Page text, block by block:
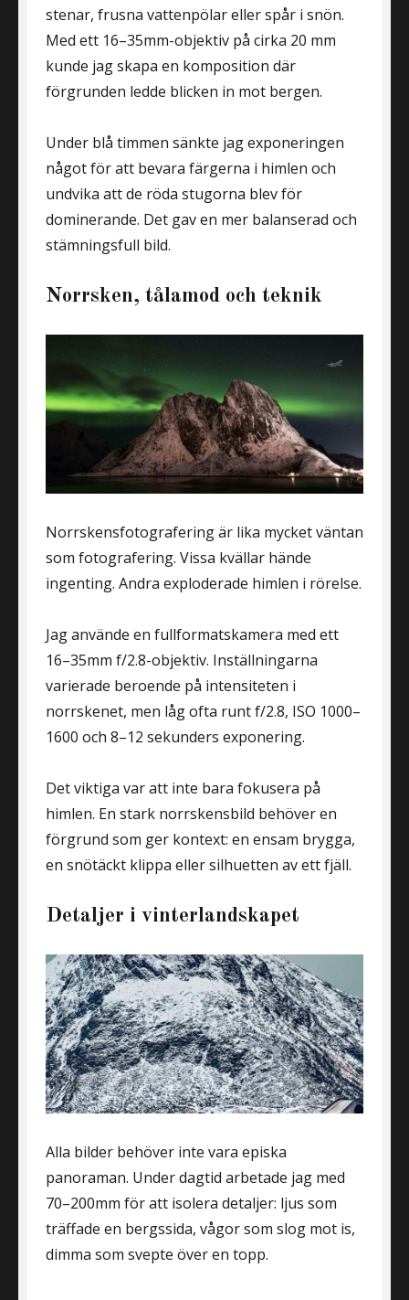
stenar, frusna vattenpölar eller spår i snön.
Med ett 16–35mm-objektiv på cirka 20 mm
kunde jag skapa en komposition där
förgrunden ledde blicken in mot bergen.
Under blå timmen sänkte jag exponeringen
något för att bevara färgerna i himlen och
undvika att de röda stugorna blev för
dominerande. Det gav en mer balanserad och
stämningsfull bild.
Norrsken, tålamod och teknik
Norrskensfotografering är lika mycket väntan
som fotografering. Vissa kvällar hände
ingenting. Andra exploderade himlen i rörelse.
Jag använde en fullformatskamera med ett
16–35mm f/2.8-objektiv. Inställningarna
varierade beroende på intensiteten i
norrskenet, men låg ofta runt f/2.8, ISO 1000–
1600 och 8–12 sekunders exponering.
Det viktiga var att inte bara fokusera på
himlen. En stark norrskensbild behöver en
förgrund som ger kontext: en ensam brygga,
en snötäckt klippa eller silhuetten av ett fjäll.
Detaljer i vinterlandskapet
Alla bilder behöver inte vara episka
panoraman. Under dagtid arbetade jag med
70–200mm för att isolera detaljer: ljus som
träffade en bergssida, vågor som slog mot is,
dimma som svepte över en topp.